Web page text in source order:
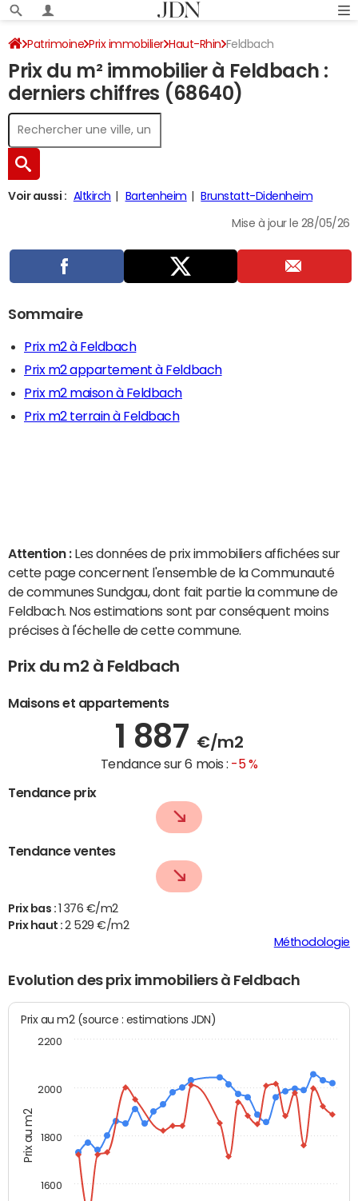
Patrimoine Prix immobilier Haut-Rhin Feldbach
Prix du m² immobilier à Feldbach :
derniers chiffres (68640)
Voir aussi : Altkirch Bartenheim Brunstatt-Didenheim
Mise à jour le 28/05/26
Sommaire
Prix m2 à Feldbach
Prix m2 appartement à Feldbach
Prix m2 maison à Feldbach
Prix m2 terrain à Feldbach
Attention : Les données de prix immobiliers affichées sur
cette page concernent l'ensemble de la Communauté
de communes Sundgau, dont fait partie la commune de
Feldbach. Nos estimations sont par conséquent moins
précises à l'échelle de cette commune.
Prix du m2 à Feldbach
Maisons et appartements
1 887 €/m2
Tendance sur 6 mois : -5 %
Tendance prix
Tendance ventes
Prix bas :
1 376 €/m2
Prix haut :2 529 €/m2
Méthodologie
Evolution des prix immobiliers à Feldbach
Prix au m2
Prix au m2 (source : estimations JDN)
1600
1800
2000
2200